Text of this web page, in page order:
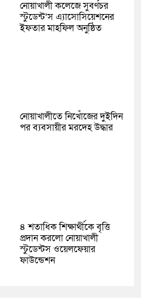
নোয়াখালী কলেজে সুবর্ণচর
স্টুডেন্ট’স এ্যাসোসিয়েশনের
ইফতার মাহফিল অনুষ্ঠিত
নোয়াখালীতে নিখোঁজের দুইদিন
পর ব্যবসায়ীর মরদেহ উদ্ধার
৪ শতাধিক শিক্ষার্থীকে বৃত্তি
প্রদান করলো নোয়াখালী
স্টুডেন্টস ওয়েলফেয়ার
ফাউন্ডেশন